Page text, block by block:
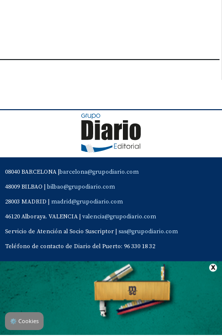
08040 BARCELONA | barcelona@grupodiario.com
48009 BILBAO | bilbao@grupodiario.com
28003 MADRID | madrid@grupodiario.com
46120 Alboraya. VALENCIA | valencia@grupodiario.com
Servicio de Atención al Socio Suscriptor | sas@grupodiario.com
Teléfono de contacto de Diario del Puerto: 96 330 18 32
Contacto Aviso Legal Quiénes somos Política de privacidad
⚙ Cookies